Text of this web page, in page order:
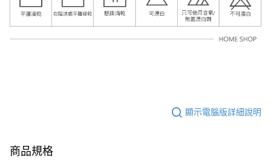
顯示電腦版詳細說明
商品規格